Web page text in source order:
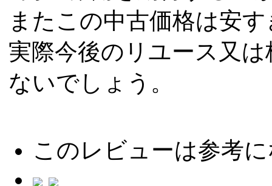
またこの中古価格は安
実際今後のリユース又
ないでしょう。
このレビューは参考